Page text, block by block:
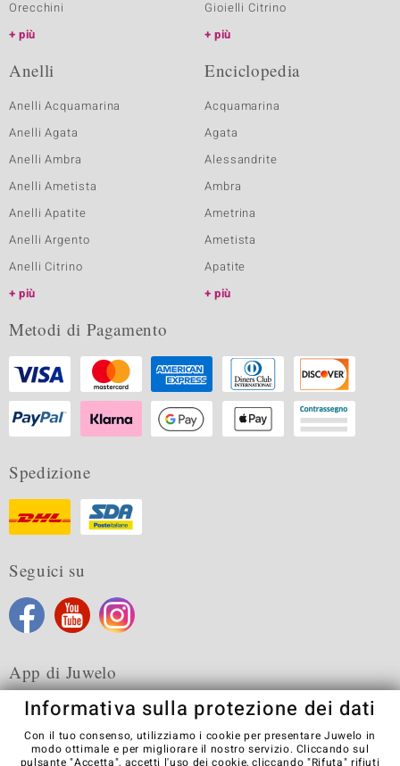
Orecchini
più
Gioielli Citrino
più
Anelli
Anelli Acquamarina
Anelli Agata
Anelli Ambra
Anelli Ametista
Anelli Apatite
Anelli Argento
Anelli Citrino
più
Enciclopedia
Acquamarina
Agata
Alessandrite
Ambra
Ametrina
Ametista
Apatite
più
Metodi di Pagamento
Spedizione
Seguici su
App di Juwelo
Informativa sulla protezione dei dati
Con il tuo consenso, utilizziamo i cookie per presentare Juwelo in
modo ottimale e per migliorare il nostro servizio. Cliccando sul
pulsante "Accetta", accetti l'uso dei cookie, cliccando "Rifuta" rifiuti